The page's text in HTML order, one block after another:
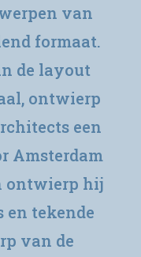
van
formaat.
de layout
ontwierp
een
Amsterdam
ontwierp hij
en tekende
van de